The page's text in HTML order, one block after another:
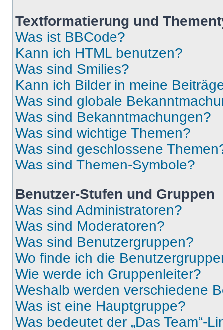
Textformatierung und
Was ist BBCode?
Kann ich HTML benutzen?
Was sind Smilies?
Kann ich Bilder in meine
Was sind globale
Was sind Bekanntmachungen?
Was sind wichtige Themen?
Was sind geschlossene
Was sind Themen-Symbole?
Benutzer-Stufen und Gruppen
Was sind Administratoren?
Was sind Moderatoren?
Was sind Benutzergruppen?
Wo finde ich die
Wie werde ich Gruppenleiter?
Weshalb werden verschiedene
Was ist eine Hauptgruppe?
Was bedeutet der „Das Team“-